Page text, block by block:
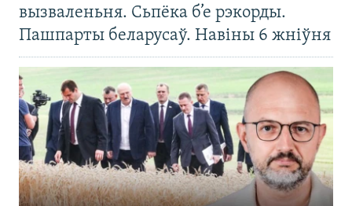
вызваленьня. Сьпёка б’е рэкорды.
Пашпарты беларусаў. Навіны 6 жніўня